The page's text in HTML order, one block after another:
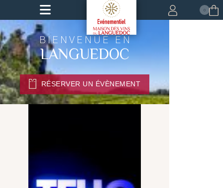
0
BIENVENUE EN
LANGUEDOC
RÉSERVER UN ÉVÈNEMENT